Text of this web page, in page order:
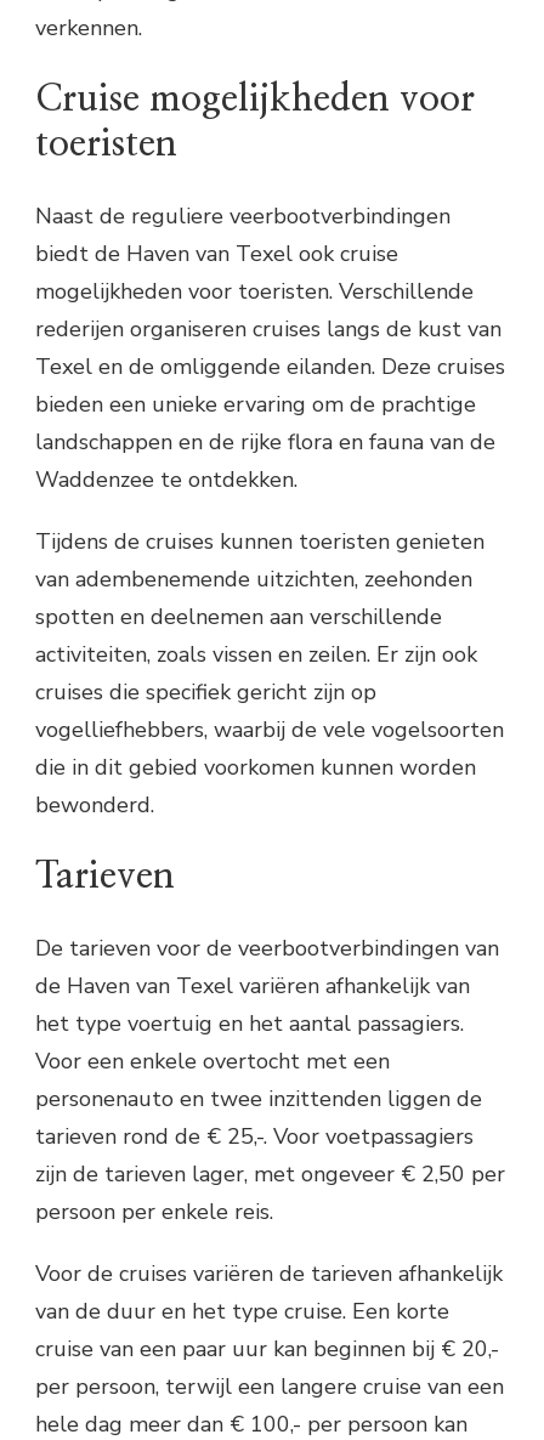
verkennen.
Cruise mogelijkheden voor
toeristen
Naast de reguliere veerbootverbindingen
biedt de Haven van Texel ook cruise
mogelijkheden voor toeristen. Verschillende
rederijen organiseren cruises langs de kust van
Texel en de omliggende eilanden. Deze cruises
bieden een unieke ervaring om de prachtige
landschappen en de rijke flora en fauna van de
Waddenzee te ontdekken.
Tijdens de cruises kunnen toeristen genieten
van adembenemende uitzichten, zeehonden
spotten en deelnemen aan verschillende
activiteiten, zoals vissen en zeilen. Er zijn ook
cruises die specifiek gericht zijn op
vogelliefhebbers, waarbij de vele vogelsoorten
die in dit gebied voorkomen kunnen worden
bewonderd.
Tarieven
De tarieven voor de veerbootverbindingen van
de Haven van Texel variëren afhankelijk van
het type voertuig en het aantal passagiers.
Voor een enkele overtocht met een
personenauto en twee inzittenden liggen de
tarieven rond de € 25,-. Voor voetpassagiers
zijn de tarieven lager, met ongeveer € 2,50 per
persoon per enkele reis.
Voor de cruises variëren de tarieven afhankelijk
van de duur en het type cruise. Een korte
cruise van een paar uur kan beginnen bij € 20,-
per persoon, terwijl een langere cruise van een
hele dag meer dan € 100,- per persoon kan